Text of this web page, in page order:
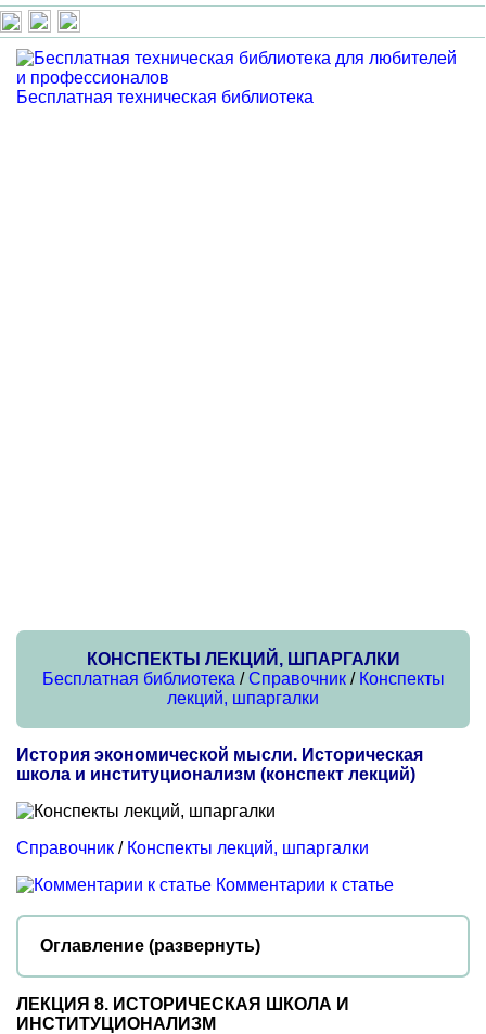
Бесплатная техническая библиотека
КОНСПЕКТЫ ЛЕКЦИЙ, ШПАРГАЛКИ
Бесплатная библиотека /Справочник/ Конспекты
лекций, шпаргалки
История экономической мысли. Историческая
школа и институционализм (конспект лекций)
Справочник / Конспекты лекций, шпаргалки
Комментарии к статье
Оглавление (развернуть)
ЛЕКЦИЯ 8. ИСТОРИЧЕСКАЯ ШКОЛА И
ИНСТИТУЦИОНАЛИЗМ